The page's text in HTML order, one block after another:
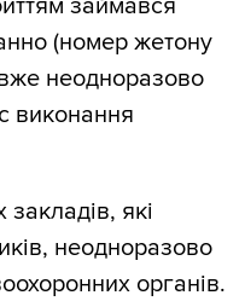
займався
(номер жетону
неодноразово
виконання
закладів, які
неодноразово
органів.